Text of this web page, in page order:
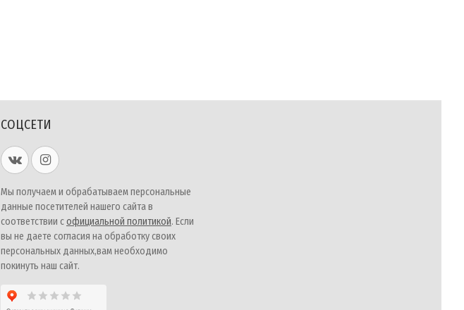
СОЦСЕТИ
Мы получаем и обрабатываем персональные
данные посетителей нашего сайта в
соответствии софициальной политикой. Если
вы не даете согласия на обработку своих
персональных данных,вам необходимо
покинуть наш сайт.